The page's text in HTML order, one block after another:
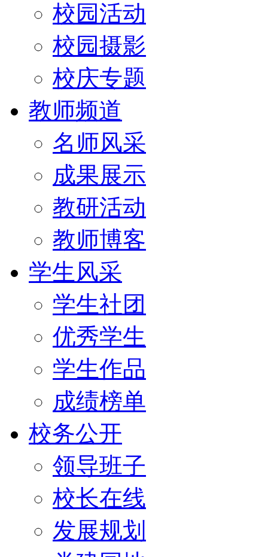
校园活动
校园摄影
校庆专题
教师频道
名师风采
成果展示
教研活动
教师博客
学生风采
学生社团
优秀学生
学生作品
成绩榜单
校务公开
领导班子
校长在线
发展规划